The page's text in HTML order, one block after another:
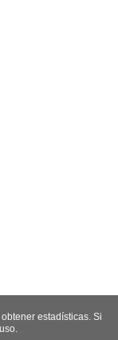
estadísticas. Si